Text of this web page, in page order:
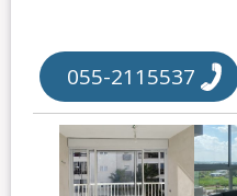
055-2115537